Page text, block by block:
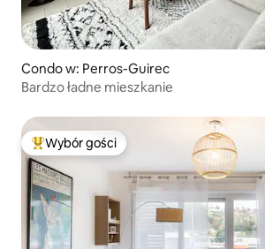
Condo w: Perros-Guirec
Bardzo ładne mieszkanie
Najpopularniejsze z kategorii Wybór gości
Wybór gości